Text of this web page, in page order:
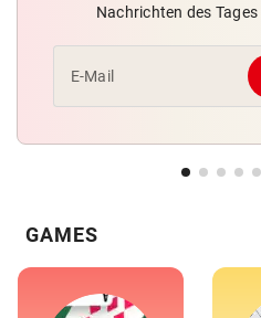
Nachrichten des Tages
E-Mail
GAMES